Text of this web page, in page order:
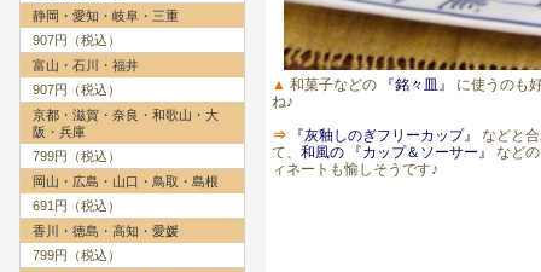
▲ 和菓子などの 『銘々皿』
に使うのも
ね♪
⇒
『灰釉しのぎフリーカップ』
などと
て、 和風の 『カップ＆ソーサー』
など
ィネートも愉しそうです♪
静岡・愛知・岐阜・三重
907円（税込）
富山・石川・福井
907円（税込）
京都・滋賀・奈良・和歌山・大
阪・兵庫
799円（税込）
岡山・広島・山口・鳥取・島根
691円（税込）
香川・徳島・高知・愛媛
799円（税込）